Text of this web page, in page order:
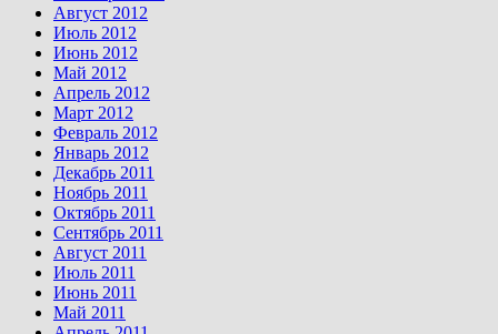
Август 2012
Июль 2012
Июнь 2012
Май 2012
Апрель 2012
Март 2012
Февраль 2012
Январь 2012
Декабрь 2011
Ноябрь 2011
Октябрь 2011
Сентябрь 2011
Август 2011
Июль 2011
Июнь 2011
Май 2011